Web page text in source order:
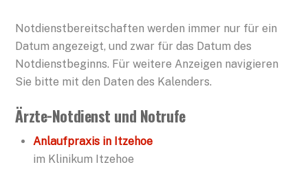
Notdienstbereitschaften werden immer nur für ein
Datum angezeigt, und zwar für das Datum des
Notdienstbeginns. Für weitere Anzeigen navigieren
Sie bitte mit den Daten des Kalenders.
Ärzte-Notdienst und Notrufe
Anlaufpraxis in Itzehoe
im Klinikum Itzehoe